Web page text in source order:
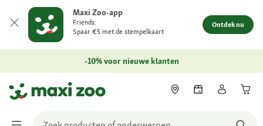
Maxi Zoo-app
Friends:
Spaar €5 met de stempelkaart
Ontdek nu
-10% voor nieuwe klanten